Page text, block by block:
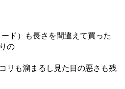
ド）も長さを間違えて買った
の
リも溜まるし見た目の悪さも残